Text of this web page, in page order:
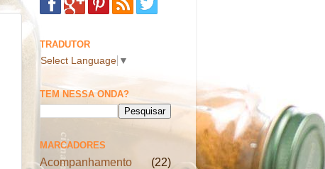
TRADUTOR
Select Language ▼
TEM NESSA ONDA?
MARCADORES
Acompanhamento (22)